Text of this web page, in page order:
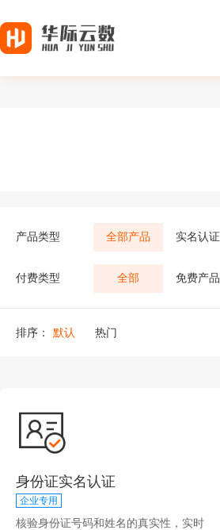
产品类型 全部产品 实名认证
付费类型 全部 免费产品
排序： 默认 热门
身份证实名认证
企业专用
核验身份证号码和姓名的真实性，实时